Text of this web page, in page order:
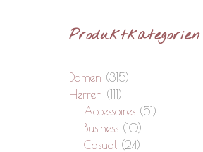
Produktkategorien
Damen (315)
Herren (111)
Accessoires (51)
Business (10)
Casual
(24)